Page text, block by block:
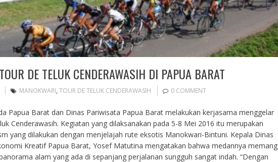
DE TELUK CENDERAWASIH DI PAPUA BARAT
MANOKWARI, TOUR DE TELUK CENDERAWASIH 0 COMMENT
Papua Barat dan Dinas Pariwisata Papua Barat melakukan kerjasama menggelar
Cenderawasih. Kegiatan yang dilaksanakan pada 5-8 Mei 2016 itu merupakan
yang dilakukan dengan menjelajah rute eksotis Manokwari-Bintuni. Kepala Dinas
Kreatif Papua Barat, Yosef Matutina mengatakan bahwa medannya memang
alam yang ada di sepanjang perjalanan sungguh sangat indah. “Dengan